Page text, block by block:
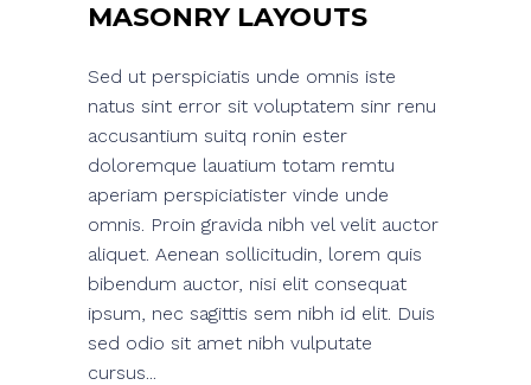
MASONRY LAYOUTS
Sed ut perspiciatis unde omnis iste
natus sint error sit voluptatem sinr renu
accusantium suitq ronin ester
doloremque lauatium totam remtu
aperiam perspiciatister vinde unde
omnis. Proin gravida nibh vel velit auctor
aliquet. Aenean sollicitudin, lorem quis
bibendum auctor, nisi elit consequat
ipsum, nec sagittis sem nibh id elit. Duis
sed odio sit amet nibh vulputate
cursus...